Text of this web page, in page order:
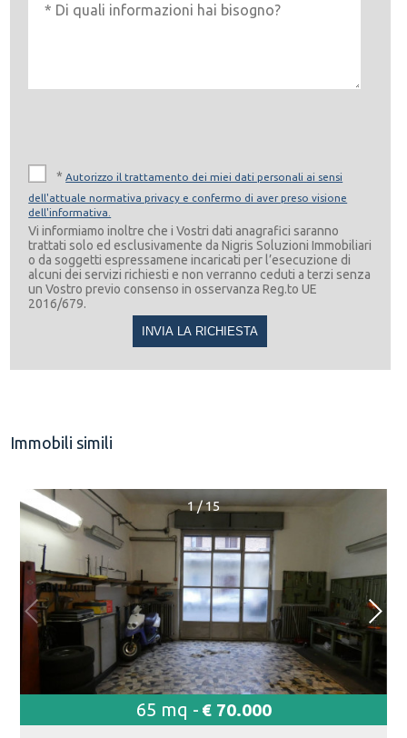
*Autorizzo il trattamento dei miei dati personali ai sensi
dell'attuale normativa privacy e confermo di aver preso visione
dell'informativa.
Vi informiamo inoltre che i Vostri dati anagrafici saranno
trattati solo ed esclusivamente da Nigris Soluzioni Immobiliari
o da soggetti espressamene incaricati per l’esecuzione di
alcuni dei servizi richiesti e non verranno ceduti a terzi senza
un Vostro previo consenso in osservanza Reg.to UE
2016/679.
Immobili simili
1/15
65 mq - € 70.000